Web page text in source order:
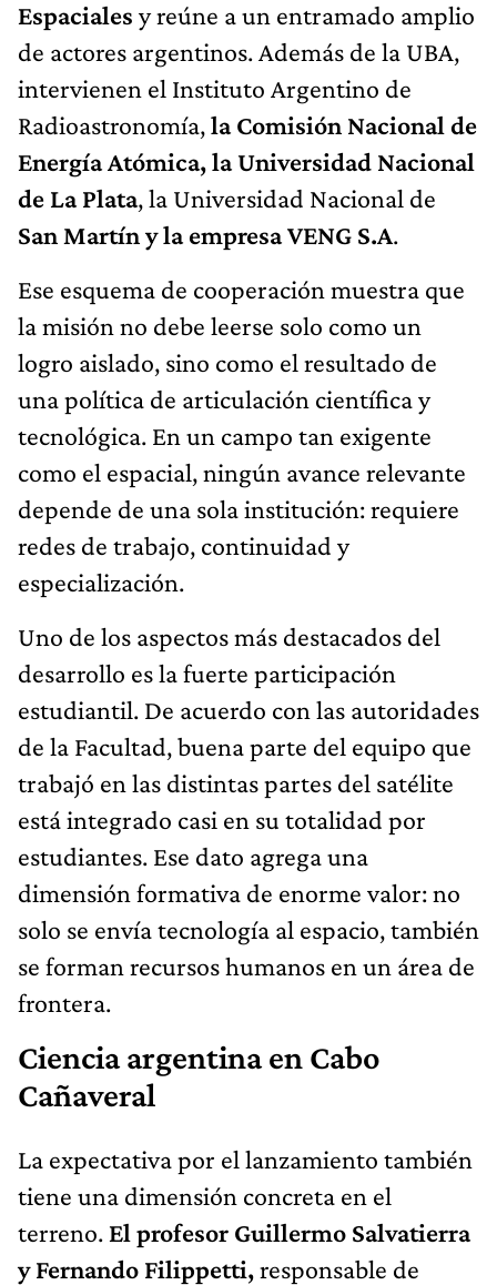
Espaciales y reúne a un entramado amplio
de actores argentinos. Además de la UBA,
intervienen el Instituto Argentino de
Radioastronomía,la Comisión Nacional de
Energía Atómica, la Universidad Nacional
de La Plata, la Universidad Nacional de
San Martín y la empresa VENG S.A.
Ese esquema de cooperación muestra que
la misión no debe leerse solo como un
logro aislado, sino como el resultado de
una política de articulación científica y
tecnológica. En un campo tan exigente
como el espacial, ningún avance relevante
depende de una sola institución: requiere
redes de trabajo, continuidad y
especialización.
Uno de los aspectos más destacados del
desarrollo es la fuerte participación
estudiantil. De acuerdo con las autoridades
de la Facultad, buena parte del equipo que
trabajó en las distintas partes del satélite
está integrado casi en su totalidad por
estudiantes. Ese dato agrega una
dimensión formativa de enorme valor: no
solo se envía tecnología al espacio, también
se forman recursos humanos en un área de
frontera.
Ciencia argentina en Cabo
Cañaveral
La expectativa por el lanzamiento también
tiene una dimensión concreta en el
terreno. El profesor Guillermo Salvatierra
y Fernando Filippetti,responsable de